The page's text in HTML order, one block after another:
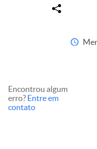
Encontrou algum
erro? Entre em
contato